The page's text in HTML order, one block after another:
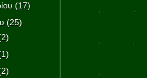
(17)
(25)